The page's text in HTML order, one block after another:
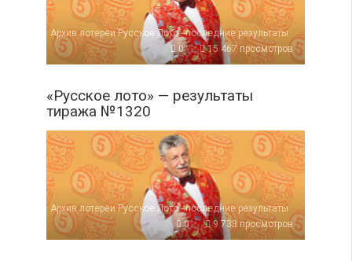
Архив лотереи Русское Лото - последние результаты
0
15 467 просмотров
«Русское лото» — результаты
тиража №1320
Архив лотереи Русское Лото - последние результаты
0
9 733 просмотров